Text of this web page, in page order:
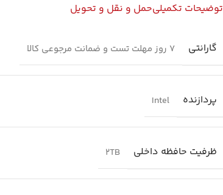
توضیحات تکمیلیحمل و نقل و تحویل
گارانتی 7 روز مهلت تست و ضمانت مرجوعی کالا
پردازنده Intel
ظرفیت حافظه داخلی 2TB